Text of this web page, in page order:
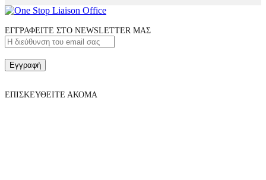
ΕΓΓΡΑΦΕΙΤΕ ΣΤΟ NEWSLETTER ΜΑΣ
Εγγραφή
ΕΠΙΣΚΕΥΘΕΙΤΕ ΑΚΟΜΑ